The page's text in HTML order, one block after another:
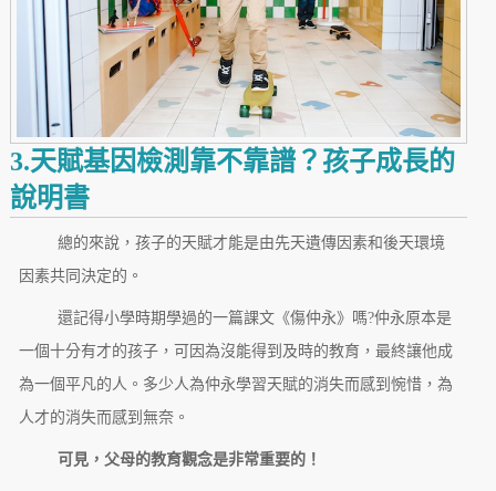
3.天賦基因檢測靠不靠譜？孩子成長的
說明書
總的來說，孩子的天賦才能是由先天遺傳因素和後天環境
因素共同決定的。
還記得小學時期學過的一篇課文《傷仲永》嗎?仲永原本是
一個十分有才的孩子，可因為沒能得到及時的教育，最終讓他成
為一個平凡的人。多少人為仲永學習天賦的消失而感到惋惜，為
人才的消失而感到無奈。
可見，父母的教育觀念是非常重要的！